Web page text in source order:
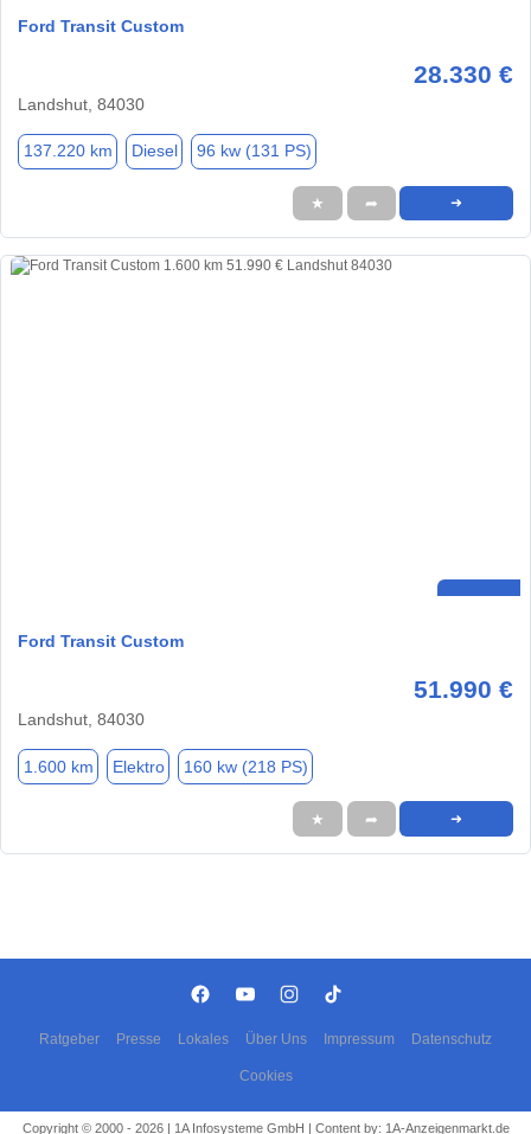
Ford Transit Custom
28.330 €
Landshut, 84030
137.220 km Diesel 96 kw (131 PS)
★ ➦ ➜
Ford Transit Custom
51.990 €
Landshut, 84030
1.600 km Elektro 160 kw (218 PS)
★ ➦ ➜
Ratgeber Presse Lokales Über Uns Impressum Datenschutz
Cookies
Copyright © 2000 - 2026 | 1A Infosysteme GmbH | Content by: 1A-Anzeigenmarkt.de